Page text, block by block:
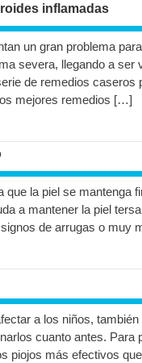
inflamadas
un gran problema
severa, llegando a ser
de remedios caseros
mejores remedios […]
que la piel se mantenga
a mantener la piel
de arrugas o
a los niños,
cuanto antes.
piojos más efectivos